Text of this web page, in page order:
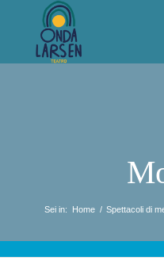
Sei in: Home / Spettacoli di